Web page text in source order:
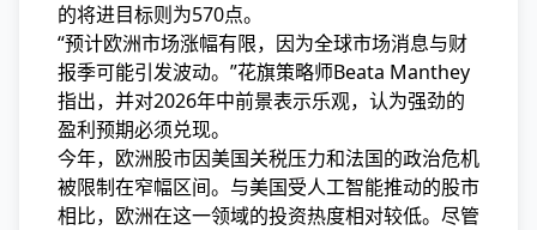
的将进目标则为570点。
“预计欧洲市场涨幅有限，因为全球市场消息与财
报季可能引发波动。”花旗策略师Beata Manthey
指出，并对2026年中前景表示乐观，认为强劲的
盈利预期必须兑现。
今年，欧洲股市因美国关税压力和法国的政治危机
被限制在窄幅区间。与美国受人工智能推动的股市
相比，欧洲在这一领域的投资热度相对较低。尽管